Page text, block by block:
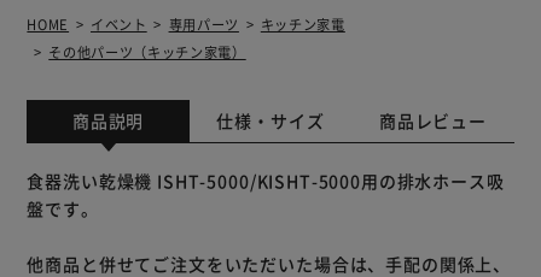
HOME イベント 専用パーツ
キッチン家電
その他パーツ（キッチン家電）
商品説明 仕様・サイズ 商品レビュー
食器洗い乾燥機 ISHT-5000/KISHT-5000用の排水ホース吸
盤です。
他商品と併せてご注文をいただいた場合は、手配の関係上、